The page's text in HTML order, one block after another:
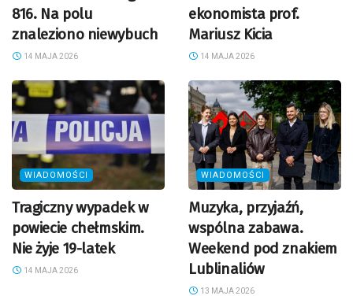
816. Na polu
znaleziono niewybuch
14 MAJA 2026
ekonomista prof.
Mariusz Kicia
14 MAJA 2026
WIADOMOŚCI
Tragiczny wypadek w
powiecie chełmskim.
Nie żyje 19-latek
14 MAJA 2026
WIADOMOŚCI
Muzyka, przyjaźń,
wspólna zabawa.
Weekend pod znakiem
Lublinaliów
13 MAJA 2026